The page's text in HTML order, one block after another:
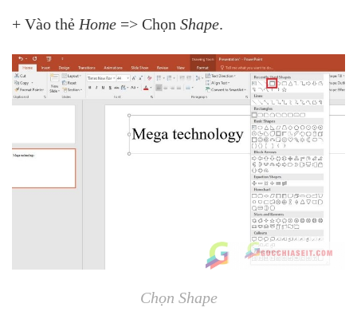
+ Vào thẻ Home => Chọn Shape.
Chọn Shape